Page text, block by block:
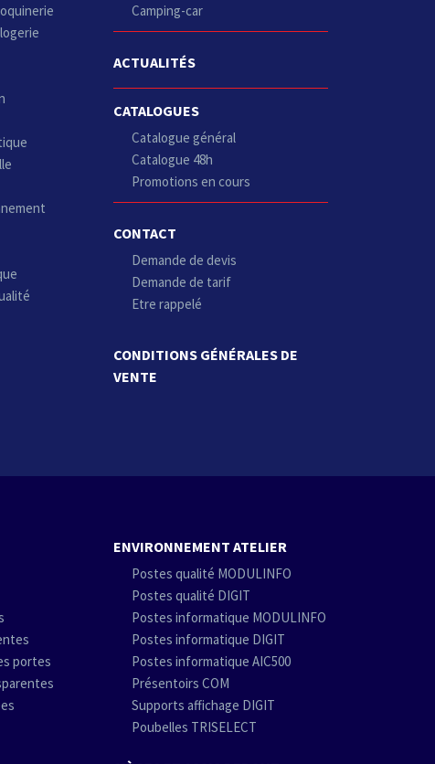
Camping-car
ACTUALITÉS
CATALOGUES
Catalogue général
Catalogue 48h
Promotions en cours
CONTACT
Demande de devis
Demande de tarif
Etre rappelé
CONDITIONS GÉNÉRALES DE
VENTE
portes
ENVIRONNEMENT ATELIER
Postes qualité MODULINFO
Postes qualité DIGIT
Postes informatique MODULINFO
Postes informatique DIGIT
Postes informatique AIC500
Présentoirs COM
Supports affichage DIGIT
Poubelles TRISELECT